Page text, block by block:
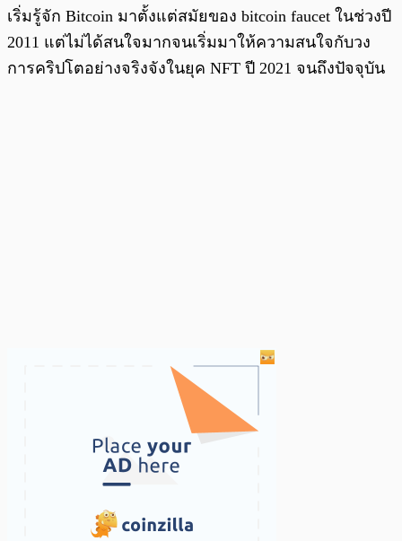
เริ่มรู้จัก Bitcoin มาตั้งแต่สมัยของ bitcoin faucet ในช่วงปี
2011 แต่ไม่ได้สนใจมากจนเริ่มมาให้ความสนใจกับวง
การคริปโตอย่างจริงจังในยุค NFT ปี 2021 จนถึงปัจจุบัน